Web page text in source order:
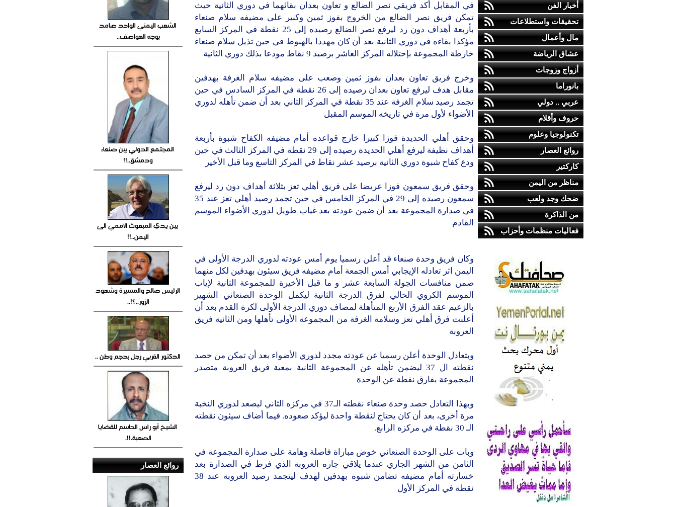
أخبار الفن
تحقيقات واستطلاعات
مال وأعمال
عشاق الرياضة
أزواج وزوجات
بانوراما
عربي .. دولي
حروف وأقلام
تكنولوجيا وعلوم
روائع العصار
كاركتير
مناظر من اليمن
ضحك وجد ولعب
من الذاكرة
فعاليات منظمات وأحزاب
في المقابل أكد فريقي نصر الضالع و تعاون بعدان بقائهما في دوري الثانية حيث
تمكن فريق نصر الضالع من الخروج بفوز ثمين وكبير على مضيفه سلام صنعاء
بأربعة أهداف دون رد ليرفع نصر الضالع رصيده إلى 25 نقطة في المركز السابع
مؤكدا بقاءه في دوري الثانية بعد أن كان مهددا بالهبوط في حين تذيل سلام صنعاء
خارطة المجموعة بإحتلاله المركز العاشر برصيد 9 نقاط مودعا بذلك دوري الثانية
وخرج فريق تعاون بعدان بفوز ثمين وصعب على مضيفه سلام الغرفة بهدفين
مقابل هدف ليرفع تعاون بعدان رصيده إلى 26 نقطة في المركز السادس في حين
تجمد رصيد سلام الغرفة عند 35 نقطة في المركز الثاني بعد أن ضمن تأهله لدوري
الأضواء لأول مرة في تاريخه الموسم المقبل
وحقق أهلي الحديدة فوزا كبيرا خارج قواعده أمام مضيفه الكفاح شبوة بأربعة
أهداف نظيفة ليرفع أهلي الحديدة رصيده إلى 29 نقطة في المركز الثالث في حين
ودع كفاح شبوة دوري الثانية برصيد عشر نقاط في المركز التاسع وما قبل الأخير
وحقق فريق سمعون فوزا عريضا على فريق أهلي تعز بثلاثة أهداف دون رد ليرفع
سمعون رصيده إلى 29 في المركز الخامس في حين تجمد رصيد أهلي تعز عند 35
في صدارة المجموعة بعد أن ضمن عودته بعد غياب طويل لدوري الأضواء الموسم
القادم
وكان فريق وحدة صنعاء قد أعلن رسميا يوم أمس عودته لدوري الدرجة الأولى في
اليمن اثر تعادله الإيجابي أمس الجمعة أمام مضيفه فريق سيئون بهدفين لكل منهما
ضمن منافسات الجولة السابعة عشر و ما قبل الأخيرة للمجموعة الثانية لإياب
الموسم الكروي الحالي لفرق الدرجة الثانية ليكمل الوحدة الصنعاني الشهير
بالزعيم عقد الفرق الأربع المتأهلة لمصاف دوري الدرجة الأولى لكرة القدم بعد أن
أعلنت فرق أهلي تعز وسلامة الغرفة من المجموعة الأولى تأهلها ومن الثانية فريق
العروبة
وبتعادل الوحدة أعلن رسميا عن عودته مجدد لدوري الأضواء بعد أن تمكن من حصد
نقطته ال 37 ليضمن تأهله عن المجموعة الثانية بمعية فريق العروبة متصدر
المجموعة بفارق نقطة عن الوحدة
وبهذا التعادل حصد وحدة صنعاء نقطته الـ37 في مركزه الثاني ليصعد لدوري النخبة
مرة أخرى، بعد أن كان يحتاج لنقطة واحدة ليؤكد صعوده. فيما أضاف سيئون نقطته
الـ 30 نقطة في مركزه الرابع.
وبات على الوحدة الصنعاني خوض مباراة فاصلة وهامة على صدارة المجموعة في
الثامن من الشهر الجاري عندما يلاقي جاره العروبة الذي فرط في الصدارة بعد
خسارته أمام مضيفه تضامن شبوه بهدفين لهدف ليتجمد رصيد العروبة عند 38
نقطة في المركز الأول
الشعب اليمني الواحد صامد
بوجه العواصف..
المجتمع الدولي بين صنعاء
ودمشق..!!
بين يدي المبعوث الأممي الى
اليمن..!!
الرئيس صالح والمسيرة وشهود
الزور..؟!..
الدكتور القربي رجل بحجم وطن ..
الشيخ أبو راس الحاسم للقضايا
الصعبة.!!.
روائع العصار